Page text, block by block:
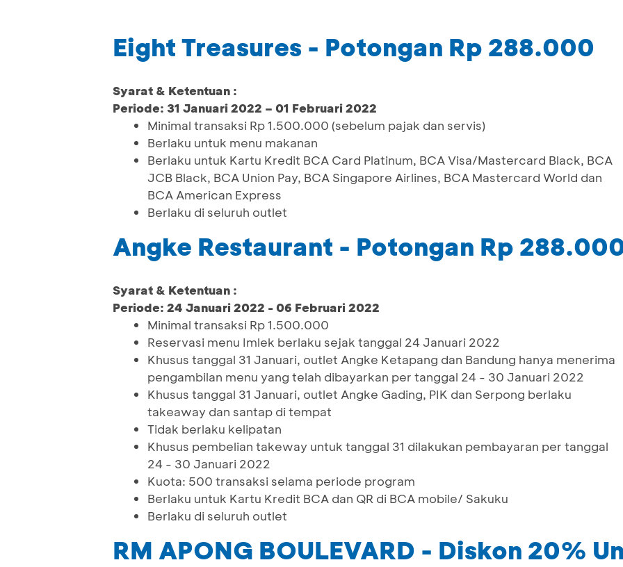
Eight Treasures - Potongan Rp 288.000
Syarat & Ketentuan :
Periode: 31 Januari 2022 – 01 Februari 2022
Minimal transaksi Rp 1.500.000 (sebelum pajak dan servis)
Berlaku untuk menu makanan
Berlaku untuk Kartu Kredit BCA Card Platinum, BCA Visa/Mastercard Black, BCA
JCB Black, BCA Union Pay, BCA Singapore Airlines, BCA Mastercard World dan
BCA American Express
Berlaku di seluruh outlet
Angke Restaurant - Potongan Rp
Syarat & Ketentuan :
Periode: 24 Januari 2022 - 06 Februari 2022
Minimal transaksi Rp 1.500.000
Reservasi menu Imlek berlaku sejak tanggal 24 Januari 2022
Khusus tanggal 31 Januari, outlet Angke Ketapang dan Bandung hanya menerima
pengambilan menu yang telah dibayarkan per tanggal 24 - 30 Januari 2022
Khusus tanggal 31 Januari, outlet Angke Gading, PIK dan Serpong berlaku
takeaway dan santap di tempat
Tidak berlaku kelipatan
Khusus pembelian takeway untuk tanggal 31 dilakukan pembayaran per tanggal
24 - 30 Januari 2022
Kuota: 500 transaksi selama periode program
Berlaku untuk Kartu Kredit BCA dan QR di BCA mobile/ Sakuku
Berlaku di seluruh outlet
RM APONG BOULEVARD - Diskon 20%